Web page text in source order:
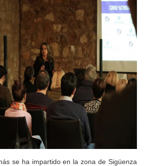
se ha impartido en la zona de Sigüenza